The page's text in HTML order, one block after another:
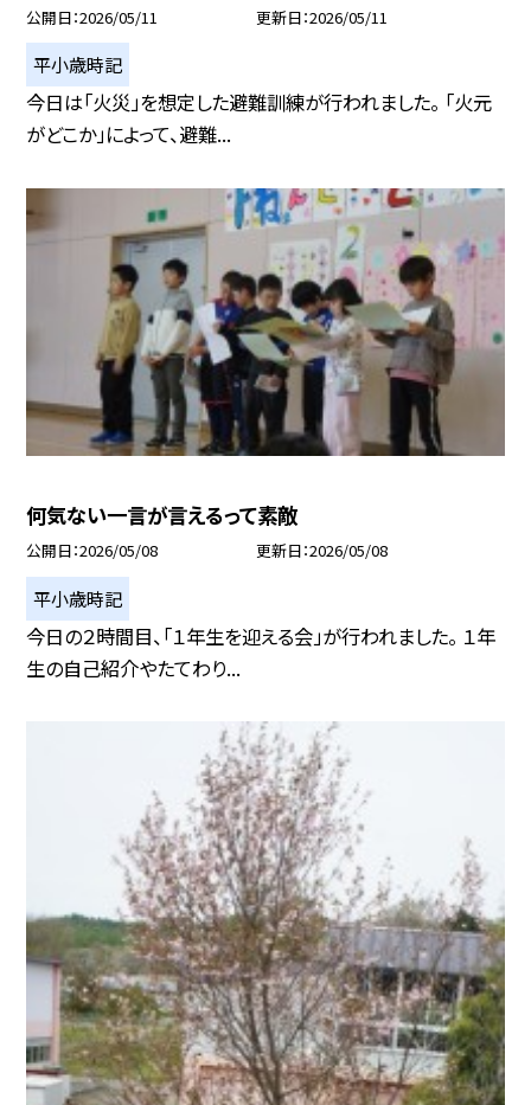
公開日 2026/05/11 更新日 2026/05/11
平小歳時記
今日は「火災」を想定した避難訓練が行われました。 「火元
がどこか」によって、避難...
何気ない一言が言えるって素敵
公開日 2026/05/08 更新日 2026/05/08
平小歳時記
今日の２時間目、「１年生を迎える会」が行われました。 １年
生の自己紹介やたてわり...